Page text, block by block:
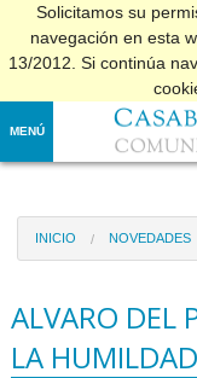
Solicitamos su
navegación en esta
13/2012. Si continúa
MENÚ
INICIO NOVEDADES
ALVARO DEL
LA HUMILDAD